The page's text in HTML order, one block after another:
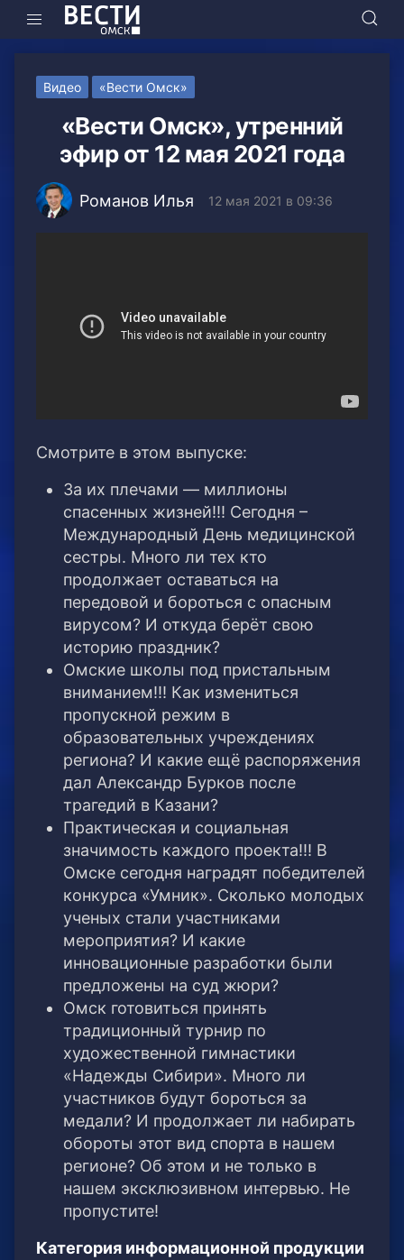
Видео «Вести Омск»
«Вести Омск», утренний
эфир от 12 мая 2021 года
Романов Илья 12 мая 2021 в 09:36
Смотрите в этом выпуске:
За их плечами — миллионы
спасенных жизней!!! Сегодня –
Международный День медицинской
сестры. Много ли тех кто
продолжает оставаться на
передовой и бороться с опасным
вирусом? И откуда берёт свою
историю праздник?
Омские школы под пристальным
вниманием!!! Как измениться
пропускной режим в
образовательных учреждениях
региона? И какие ещё распоряжения
дал Александр Бурков после
трагедий в Казани?
Практическая и социальная
значимость каждого проекта!!! В
Омске сегодня наградят победителей
конкурса «Умник». Сколько молодых
ученых стали участниками
мероприятия? И какие
инновационные разработки были
предложены на суд жюри?
Омск готовиться принять
традиционный турнир по
художественной гимнастики
«Надежды Сибири». Много ли
участников будут бороться за
медали? И продолжает ли набирать
обороты этот вид спорта в нашем
регионе? Об этом и не только в
нашем эксклюзивном интервью. Не
пропустите!
Категория информационной продукции